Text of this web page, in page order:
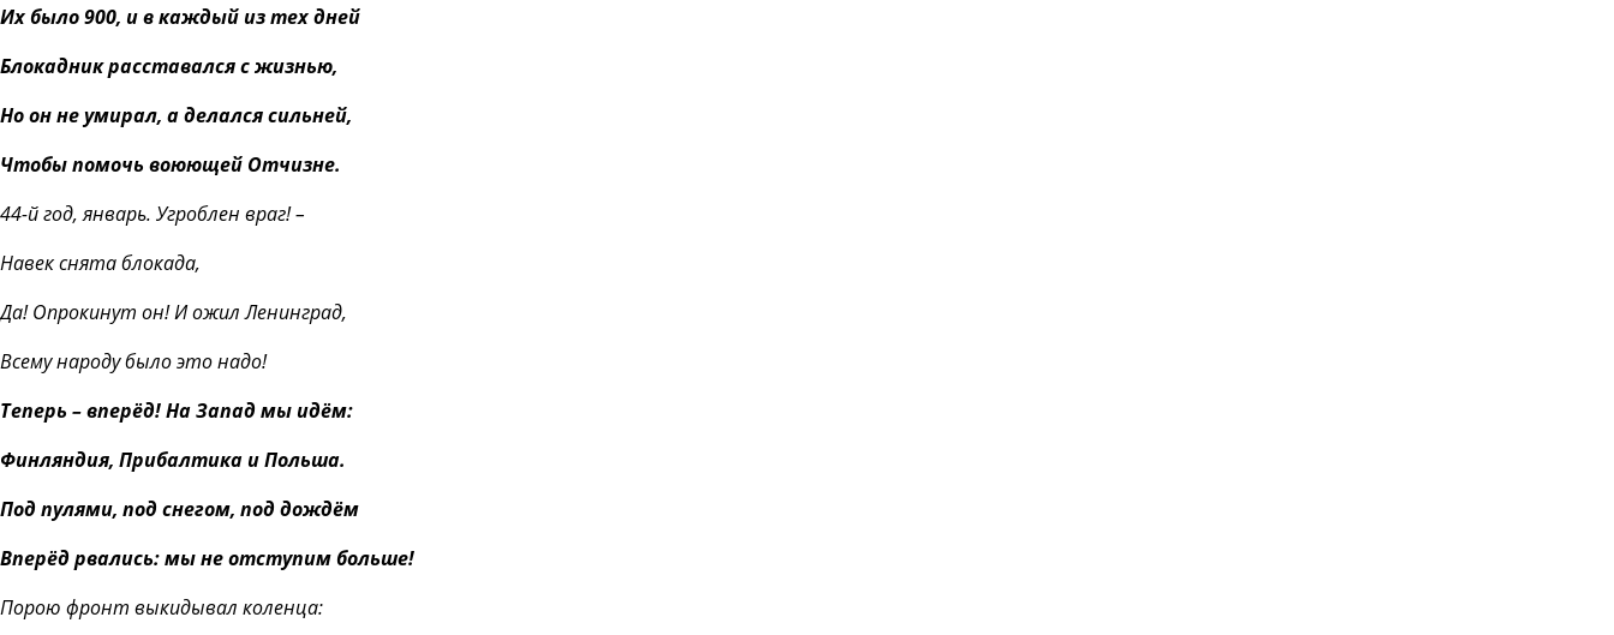
Их было 900, и в каждый из тех дней
Блокадник расставался с жизнью,
Но он не умирал, а делался сильней,
Чтобы помочь воюющей Отчизне.
44-й год, январь. Угроблен враг! –
Навек снята блокада,
Да! Опрокинут он! И ожил Ленинград,
Всему народу было это надо!
Теперь – вперёд! На Запад мы идём:
Финляндия, Прибалтика и Польша.
Под пулями, под снегом, под дождём
Вперёд рвались: мы не отступим больше!
Порою фронт выкидывал коленца: